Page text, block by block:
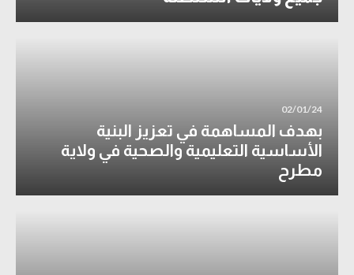
02/01/24
بهدف المساهمة في تعزيز البنية
الأساسية التعليمية والصحية في ولاية
مطرح